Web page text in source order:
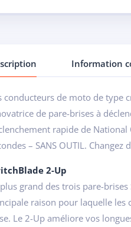
Information
conducteurs de moto de type
de pare-brises à
rapide de
– SANS OUTIL.
2-Up
grand des trois pare-
raison pour laquelle les
Le 2-Up améliore vos